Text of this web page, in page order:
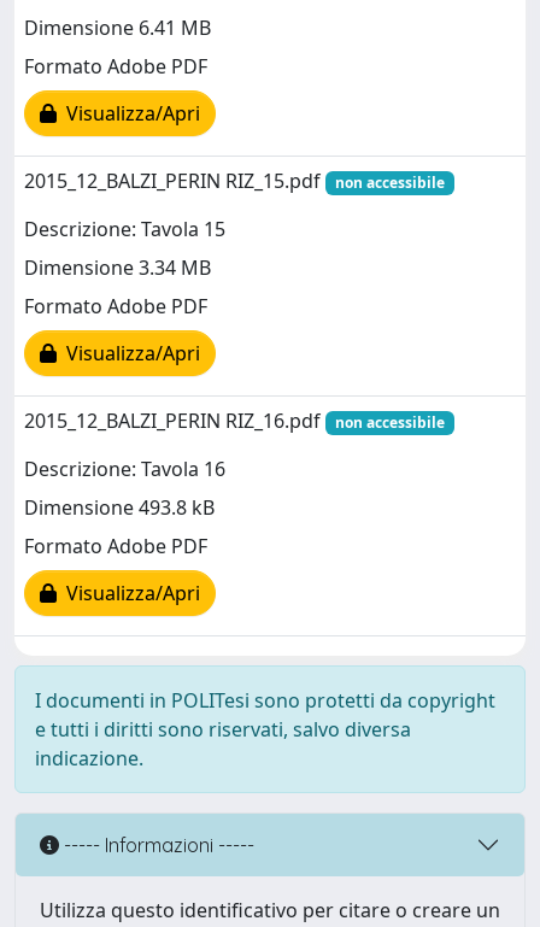
Dimensione 6.41 MB
Formato Adobe PDF
Visualizza/Apri
2015_12_BALZI_PERIN RIZ_15.pdf non accessibile
Descrizione: Tavola 15
Dimensione 3.34 MB
Formato Adobe PDF
Visualizza/Apri
2015_12_BALZI_PERIN RIZ_16.pdf non accessibile
Descrizione: Tavola 16
Dimensione 493.8 kB
Formato Adobe PDF
Visualizza/Apri
I documenti in POLITesi sono protetti da copyright
e tutti i diritti sono riservati, salvo diversa
indicazione.
----- Informazioni -----
Utilizza questo identificativo per citare o creare un